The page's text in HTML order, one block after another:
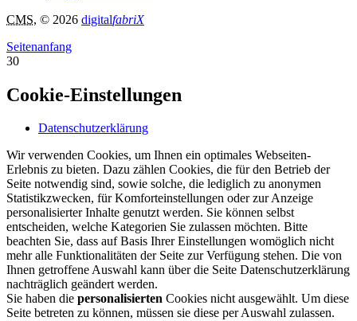
CMS, © 2026 digitalfabriX
Seitenanfang
30
Cookie-Einstellungen
Datenschutzerklärung
Wir verwenden Cookies, um Ihnen ein optimales Webseiten-
Erlebnis zu bieten. Dazu zählen Cookies, die für den Betrieb der
Seite notwendig sind, sowie solche, die lediglich zu anonymen
Statistikzwecken, für Komforteinstellungen oder zur Anzeige
personalisierter Inhalte genutzt werden. Sie können selbst
entscheiden, welche Kategorien Sie zulassen möchten. Bitte
beachten Sie, dass auf Basis Ihrer Einstellungen womöglich nicht
mehr alle Funktionalitäten der Seite zur Verfügung stehen. Die von
Ihnen getroffene Auswahl kann über die Seite Datenschutzerklärung
nachträglich geändert werden.
Sie haben die personalisierten Cookies nicht ausgewählt. Um diese
Seite betreten zu können, müssen sie diese per Auswahl zulassen.